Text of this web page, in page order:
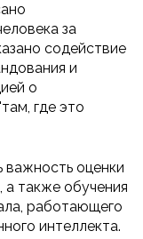
за
содействие
и
о
где это
важность оценки
а также обучения
работающего
интеллекта.